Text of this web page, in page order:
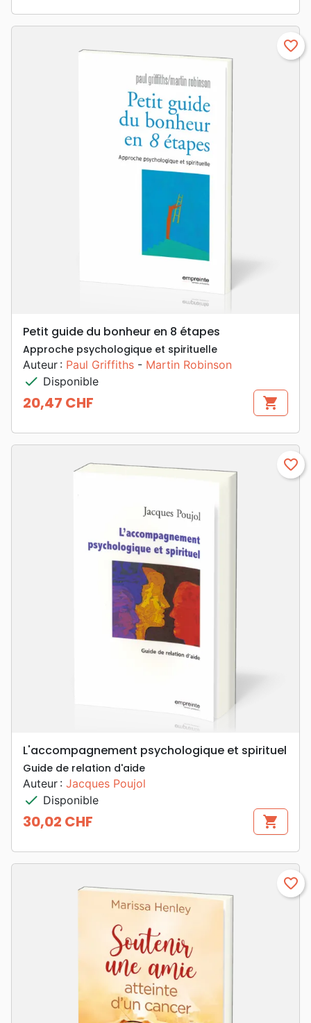
favorite_border
Petit guide du bonheur en 8 étapes
Approche psychologique et spirituelle
Auteur : Paul Griffiths - Martin Robinson
check Disponible
Prix
20,47 CHF shopping_cart
favorite_border
L'accompagnement psychologique et spirituel
Guide de relation d'aide
Auteur : Jacques Poujol
check Disponible
Prix
30,02 CHF shopping_cart
favorite_border